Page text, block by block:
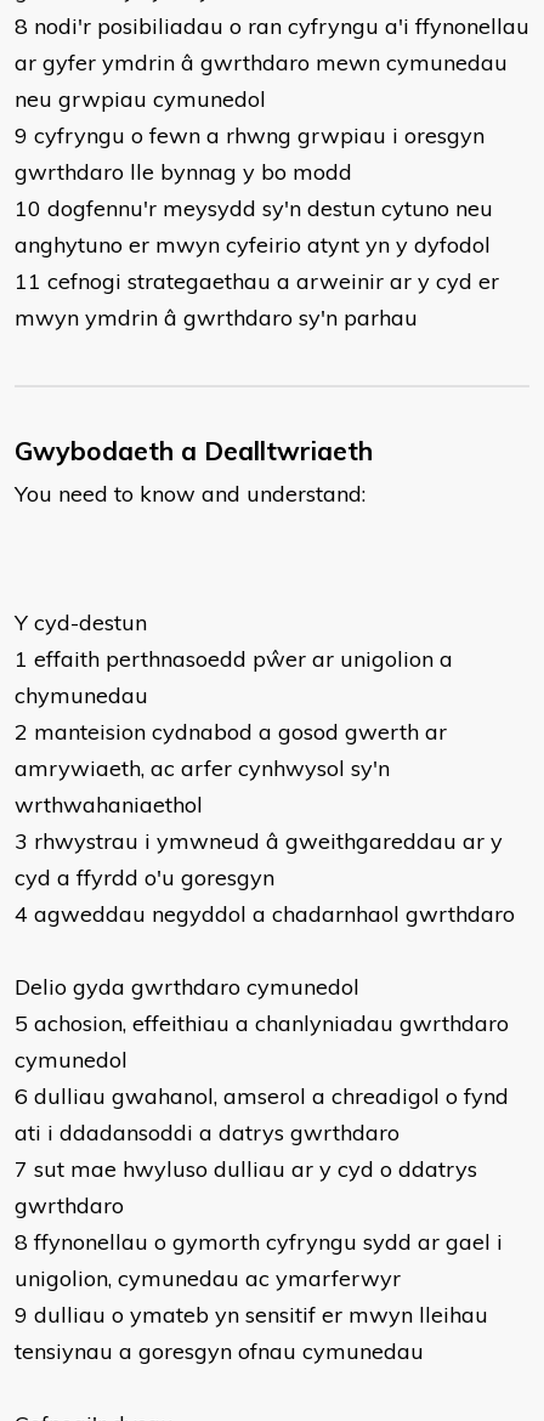
8 nodi'r posibiliadau o ran cyfryngu a'i ffynonellau
ar gyfer ymdrin â gwrthdaro mewn cymunedau
neu grwpiau cymunedol
9 cyfryngu o fewn a rhwng grwpiau i oresgyn
gwrthdaro lle bynnag y bo modd
10 dogfennu'r meysydd sy'n destun cytuno neu
anghytuno er mwyn cyfeirio atynt yn y dyfodol
11 cefnogi strategaethau a arweinir ar y cyd er
mwyn ymdrin â gwrthdaro sy'n parhau
Gwybodaeth a Dealltwriaeth
You need to know and understand:
Y cyd-destun
1 effaith perthnasoedd pŵer ar unigolion a
chymunedau
2 manteision cydnabod a gosod gwerth ar
amrywiaeth, ac arfer cynhwysol sy'n
wrthwahaniaethol
3 rhwystrau i ymwneud â gweithgareddau ar y
cyd a ffyrdd o'u goresgyn
4 agweddau negyddol a chadarnhaol gwrthdaro
Delio gyda gwrthdaro cymunedol
5 achosion, effeithiau a chanlyniadau gwrthdaro
cymunedol
6 dulliau gwahanol, amserol a chreadigol o fynd
ati i ddadansoddi a datrys gwrthdaro
7 sut mae hwyluso dulliau ar y cyd o ddatrys
gwrthdaro
8 ffynonellau o gymorth cyfryngu sydd ar gael i
unigolion, cymunedau ac ymarferwyr
9 dulliau o ymateb yn sensitif er mwyn lleihau
tensiynau a goresgyn ofnau cymunedau